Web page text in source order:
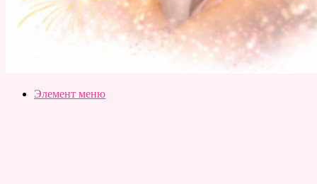
Slubovju.ru
Бесплатные
Элемент меню